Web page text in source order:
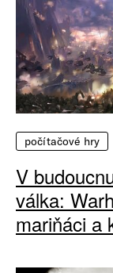
počítačové hry
V
válka:
mariňáci a